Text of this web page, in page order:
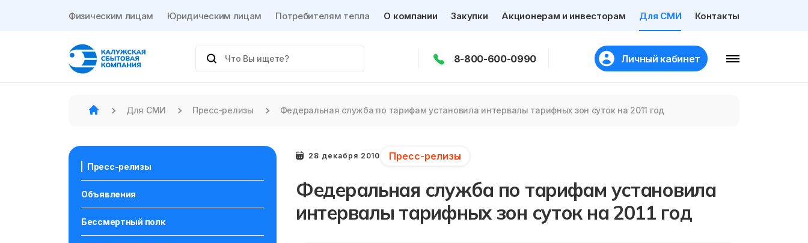
Физическим лицам Юридическим лицам Потребителям тепла О компании Закупки Акционерам и инвесторам Для СМИ Контакты
8-800-600-0990 Личный кабинет
Для СМИ Пресс-релизы Федеральная служба по тарифам установила интервалы тарифных зон суток на 2011 год
Пресс-релизы
Объявления
Бессмертный полк
28 декабря 2010 Пресс-релизы
Федеральная служба по тарифам установила
интервалы тарифных зон суток на 2011 год